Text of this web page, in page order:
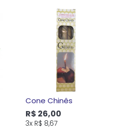
Cone Chinês
R$ 26,00
3x R$ 8,67